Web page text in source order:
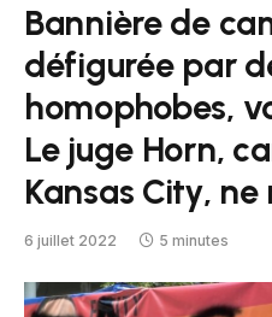
Bannière de
défigurée par
homophobes,
Le juge Horn,
Kansas City, ne
6 juillet 2022 5 minutes